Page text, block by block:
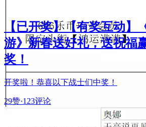
【已开奖】【有奖互动】
游》新春送好礼，送祝福
奖！
开奖啦！恭喜以下战士们中奖！
29赞·123评论